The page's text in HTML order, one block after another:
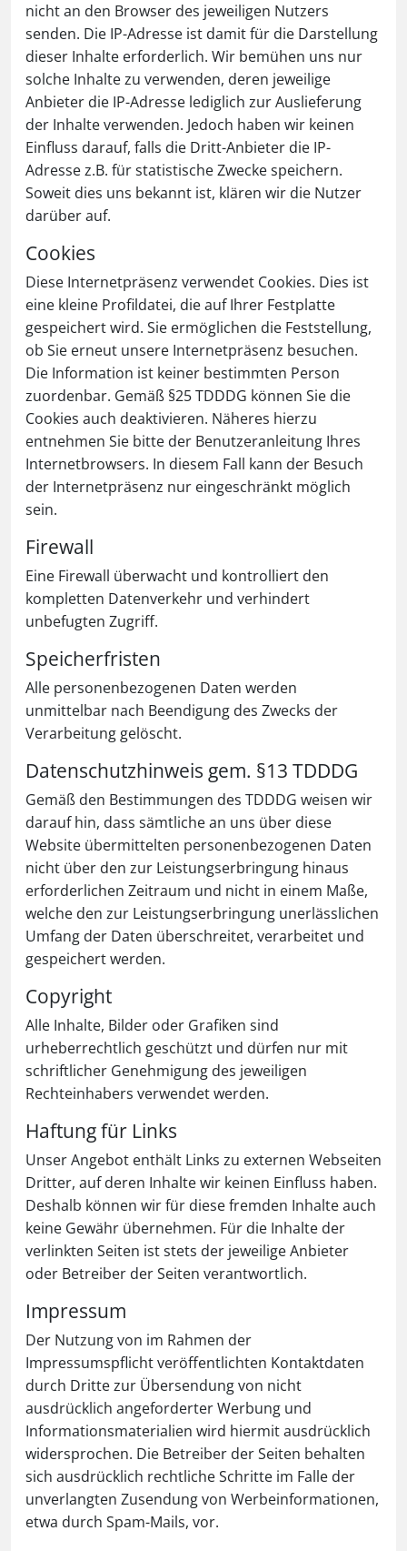
nicht an den Browser des jeweiligen Nutzers
senden. Die IP-Adresse ist damit für die Darstellung
dieser Inhalte erforderlich. Wir bemühen uns nur
solche Inhalte zu verwenden, deren jeweilige
Anbieter die IP-Adresse lediglich zur Auslieferung
der Inhalte verwenden. Jedoch haben wir keinen
Einfluss darauf, falls die Dritt-Anbieter die IP-
Adresse z.B. für statistische Zwecke speichern.
Soweit dies uns bekannt ist, klären wir die Nutzer
darüber auf.
Cookies
Diese Internetpräsenz verwendet Cookies. Dies ist
eine kleine Profildatei, die auf Ihrer Festplatte
gespeichert wird. Sie ermöglichen die Feststellung,
ob Sie erneut unsere Internetpräsenz besuchen.
Die Information ist keiner bestimmten Person
zuordenbar. Gemäß §25 TDDDG können Sie die
Cookies auch deaktivieren. Näheres hierzu
entnehmen Sie bitte der Benutzeranleitung Ihres
Internetbrowsers. In diesem Fall kann der Besuch
der Internetpräsenz nur eingeschränkt möglich
sein.
Firewall
Eine Firewall überwacht und kontrolliert den
kompletten Datenverkehr und verhindert
unbefugten Zugriff.
Speicherfristen
Alle personenbezogenen Daten werden
unmittelbar nach Beendigung des Zwecks der
Verarbeitung gelöscht.
Datenschutzhinweis gem. §13 TDDDG
Gemäß den Bestimmungen des TDDDG weisen wir
darauf hin, dass sämtliche an uns über diese
Website übermittelten personenbezogenen Daten
nicht über den zur Leistungserbringung hinaus
erforderlichen Zeitraum und nicht in einem Maße,
welche den zur Leistungserbringung unerlässlichen
Umfang der Daten überschreitet, verarbeitet und
gespeichert werden.
Copyright
Alle Inhalte, Bilder oder Grafiken sind
urheberrechtlich geschützt und dürfen nur mit
schriftlicher Genehmigung des jeweiligen
Rechteinhabers verwendet werden.
Haftung für Links
Unser Angebot enthält Links zu externen Webseiten
Dritter, auf deren Inhalte wir keinen Einfluss haben.
Deshalb können wir für diese fremden Inhalte auch
keine Gewähr übernehmen. Für die Inhalte der
verlinkten Seiten ist stets der jeweilige Anbieter
oder Betreiber der Seiten verantwortlich.
Impressum
Der Nutzung von im Rahmen der
Impressumspflicht veröffentlichten Kontaktdaten
durch Dritte zur Übersendung von nicht
ausdrücklich angeforderter Werbung und
Informationsmaterialien wird hiermit ausdrücklich
widersprochen. Die Betreiber der Seiten behalten
sich ausdrücklich rechtliche Schritte im Falle der
unverlangten Zusendung von Werbeinformationen,
etwa durch Spam-Mails, vor.